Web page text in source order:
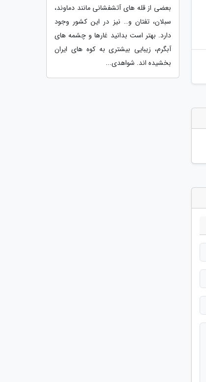
بعضی از قله های آتشفشانی مانند دماوند،
سبلان، تفتان و… نیز در این کشور وجود
دارد. بهتر است بدانید غارها و چشمه های
آبگرم، زیبایی بیشتری به کوه های ایران
بخشیده اند. شواهدی...